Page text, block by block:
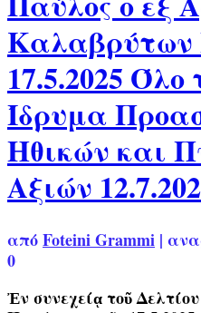
Καλαβρύτων
17.5.2025 Όλο
Ίδρυμα
Ηθικών και
Αξιών
απόFoteini Grammi |
0
Ἐν συνεχείᾳ τοῦ